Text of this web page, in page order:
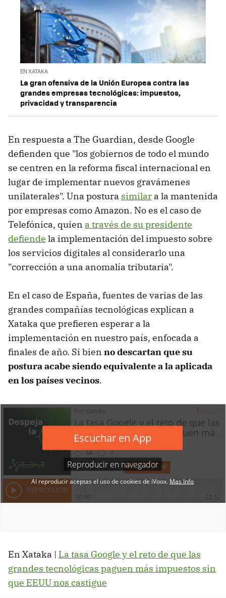
EN XATAKA
La gran ofensiva de la Unión Europea contra las
grandes empresas tecnológicas: impuestos,
privacidad y transparencia
En respuesta a The Guardian, desde Google
defienden que "los gobiernos de todo el mundo
se centren en la reforma fiscal internacional en
lugar de implementar nuevos gravámenes
unilaterales". Una postura similar a la mantenida
por empresas como Amazon. No es el caso de
Telefónica, quien a través de su presidente
defiende la implementación del impuesto sobre
los servicios digitales al considerarlo una
"corrección a una anomalía tributaria".
En el caso de España, fuentes de varias de las
grandes compañías tecnológicas explican a
Xataka que prefieren esperar a la
implementación en nuestro país, enfocada a
finales de año. Si bien no descartan que su
postura acabe siendo equivalente a la aplicada
en los países vecinos.
En Xataka | La tasa Google y el reto de que las
grandes tecnológicas paguen más impuestos sin
que EEUU nos castigue